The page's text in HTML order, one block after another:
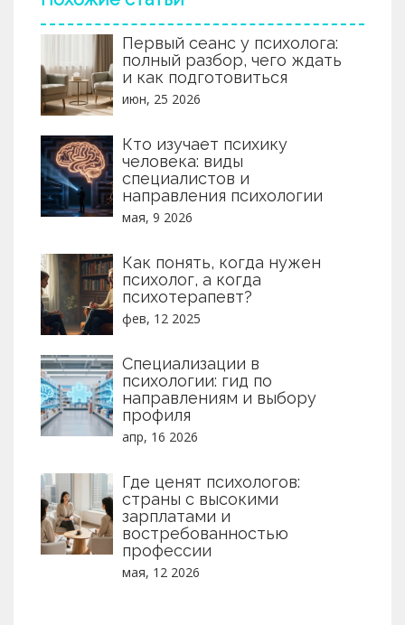
Первый сеанс у психолога:
полный разбор, чего ждать
и как подготовиться
июн, 25 2026
Кто изучает психику
человека: виды
специалистов и
направления психологии
мая, 9 2026
Как понять, когда нужен
психолог, а когда
психотерапевт?
фев, 12 2025
Специализации в
психологии: гид по
направлениям и выбору
профиля
апр, 16 2026
Где ценят психологов:
страны с высокими
зарплатами и
востребованностью
профессии
мая, 12 2026